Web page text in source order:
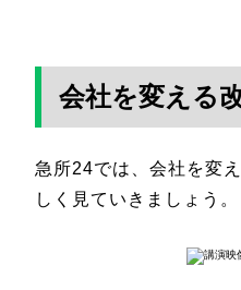
会社を変える
急所24では、会社を変
しく見ていきましょう。